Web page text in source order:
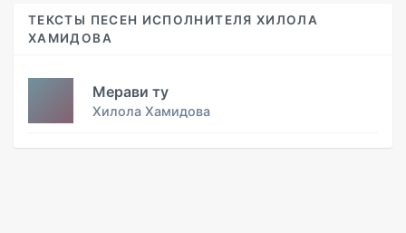
ТЕКСТЫ ПЕСЕН ИСПОЛНИТЕЛЯ ХИЛОЛА
ХАМИДОВА
Мерави ту
Хилола Хамидова